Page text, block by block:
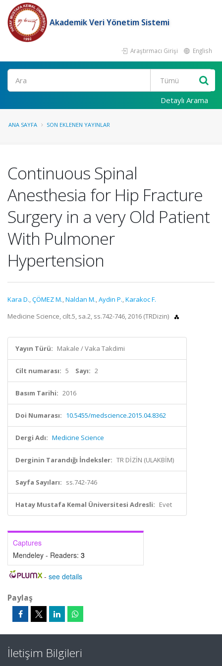
Akademik Veri Yönetim Sistemi
Araştırmacı Girişi English
Ara
Detaylı Arama
ANA SAYFA SON EKLENEN YAYINLAR
Continuous Spinal
Anesthesia for Hip Fracture
Surgery in a very Old Patient
With Pulmoner
Hypertension
Kara D.,ÇÖMEZ M.,Naldan M.,Aydin P.,Karakoc F.
Medicine Science, cilt.5, sa.2, ss.742-746, 2016 (TRDizin)
Yayın Türü: Makale / Vaka Takdimi
Cilt numarası: 5 Sayı: 2
Basım Tarihi: 2016
Doi Numarası: 10.5455/medscience.2015.04.8362
Dergi Adı: Medicine Science
Derginin Tarandığı İndeksler: TR DİZİN (ULAKBİM)
Sayfa Sayıları: ss.742-746
Hatay Mustafa Kemal Üniversitesi Adresli: Evet
Captures
Mendeley - Readers: 3
- see details
Paylaş
İletişim Bilgileri